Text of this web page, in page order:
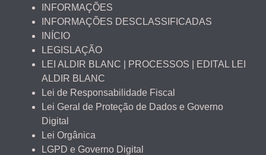
INFORMAÇÕES
INFORMAÇÕES DESCLASSIFICADAS
INÍCIO
LEGISLAÇÃO
LEI ALDIR BLANC | PROCESSOS | EDITAL LEI
ALDIR BLANC
Lei de Responsabilidade Fiscal
Lei Geral de Proteção de Dados e Governo
Digital
Lei Orgânica
LGPD e Governo Digital